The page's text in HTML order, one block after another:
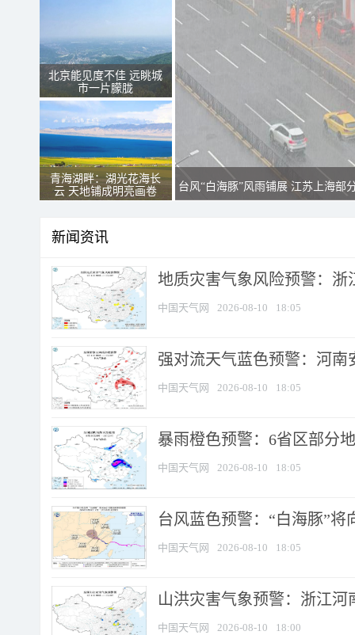
北京能见度不佳 远眺城
市一片朦胧
青海湖畔：湖光花海长
云 天地铺成明亮画卷
台风“白海豚”风雨铺展 江苏上海部
新闻资讯
地质灾害气象风险预警：浙
中国天气网 2026-08-10 18:05
强对流天气蓝色预警：河南
中国天气网 2026-08-10 18:05
暴雨橙色预警：6省区部分
中国天气网 2026-08-10 18:05
台风蓝色预警：“白海豚”
中国天气网 2026-08-10 18:05
山洪灾害气象预警：浙江
中国天气网 2026-08-10 18:00